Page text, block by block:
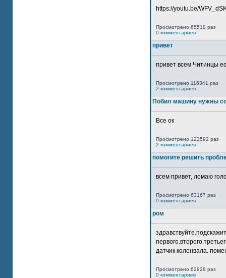
https://youtu.be/
Просмотрено 65518 раз
0 комментариев
привет
привет всем Читинцы
Просмотрено 116341 раз
2 комментариев
Побил машину нужны
Все ок
Просмотрено 123592 раз
2 комментариев
помогите решить
всем привет, ломаю
Просмотрено 63167 раз
0 комментариев
ром
датчик коленвала.
Просмотрено 62928 раз
0 комментариев